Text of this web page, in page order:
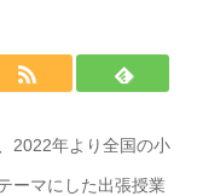
2022年より全国の小
ーマにした出張授業